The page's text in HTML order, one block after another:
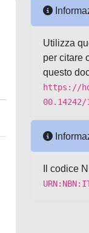
Utilizza
per citare
questo
https://
00.14242/
Il codice